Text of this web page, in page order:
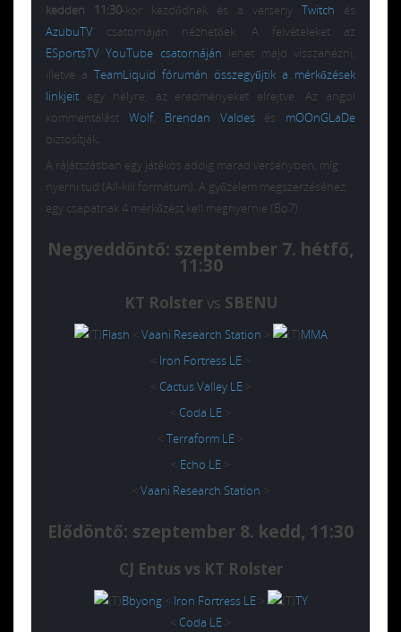
kedden 11:30-kor kezdődnek és a verseny Twitch és
AzubuTV csatornáján nézhetőek. A felvételeket az
ESportsTV YouTube csatornáján lehet majd visszanézni,
illetve a TeamLiquid fórumán összegyűjtik a mérkőzések
linkjeit egy helyre, az eredményeket elrejtve. Az angol
kommentálást Wolf, Brendan Valdesés mOOnGLaDe
biztosítják.
A rájátszásban egy játékos addig marad versenyben, míg
nyerni tud (All-kill formátum). A győzelem megszerzéséhez
egy csapatnak 4 mérkőzést kell megnyernie (Bo7).
Negyeddöntő: szeptember 7. hétfő,
11:30
KT Rolstervs SBENU
Flash < Vaani Research Station
MMA
< Iron Fortress LE
< Cactus Valley LE>
< Coda LE
< Terraform LE
< Echo LE
< Vaani Research Station
Elődöntő: szeptember 8. kedd, 11:30
CJ Entus vs KT Rolster
Bbyong< Iron Fortress LE>
TY
< Coda LE